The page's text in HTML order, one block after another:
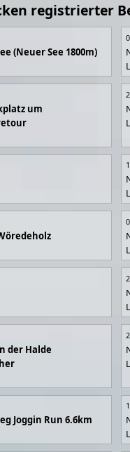
registrierter
(Neuer See 1800m)
um
der Halde
Joggin Run 6.6km